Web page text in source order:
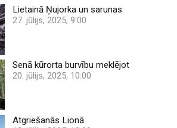
Lietainā Ņujorka un sarunas
27. jūlijs, 2025, 9:00
Senā kūrorta burvību meklējot
20. jūlijs, 2025, 10:00
Atgriešanās Lionā